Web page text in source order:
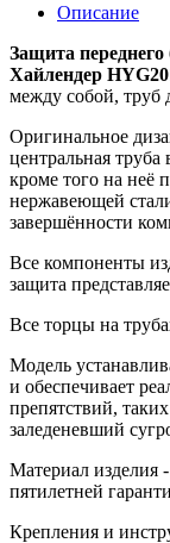
Описание
Защита
Хайлендер
между собой, труб
Оригинальное
центральная
кроме того на неё
нержавеющей
завершённости
Все компоненты
защита
Все торцы на
Модель
и обеспечивает
препятствий,
заледеневший
Материал изделия
пятилетней
Крепления и